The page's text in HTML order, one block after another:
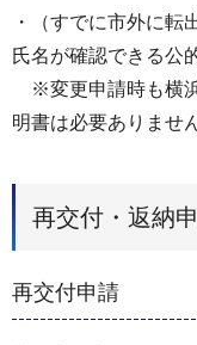
・（すでに市外に転
氏名が確認できる公
※変更申請時も横
明書は必要ありませ
再交付・返納
再交付申請